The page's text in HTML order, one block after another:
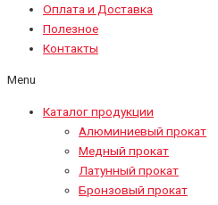
Оплата и Доставка
Полезное
Контакты
Menu
Каталог продукции
Алюминиевый прокат
Медный прокат
Латунный прокат
Бронзовый прокат